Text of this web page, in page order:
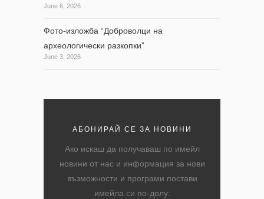
June 6, 2026
Фото-изложба “Доброволци на
археологически разкопки”
June 3, 2026
АБОНИРАЙ СЕ ЗА НОВИНИ
Ако искаш да получаваш по имейл
новини от нас и информация за нови
възможности и програми постави
имейла си по-долу: